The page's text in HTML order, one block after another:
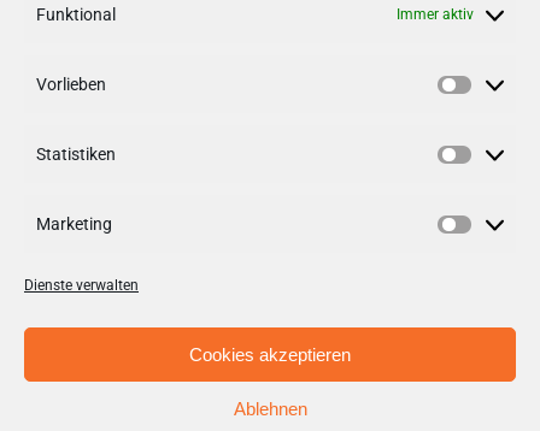
Funktional Immer aktiv
Vorlieben
Statistiken
Marketing
Dienste verwalten
Cookies akzeptieren
Ablehnen
Follow us on
© Copyright 2012 - 2026 | Stadt + Handel City- und